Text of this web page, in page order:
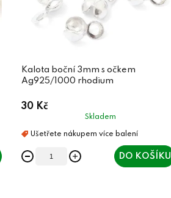
Kalota boční 3mm s očkem
Ag925/1000 rhodium
30 Kč
Skladem
DO KOŠÍKU